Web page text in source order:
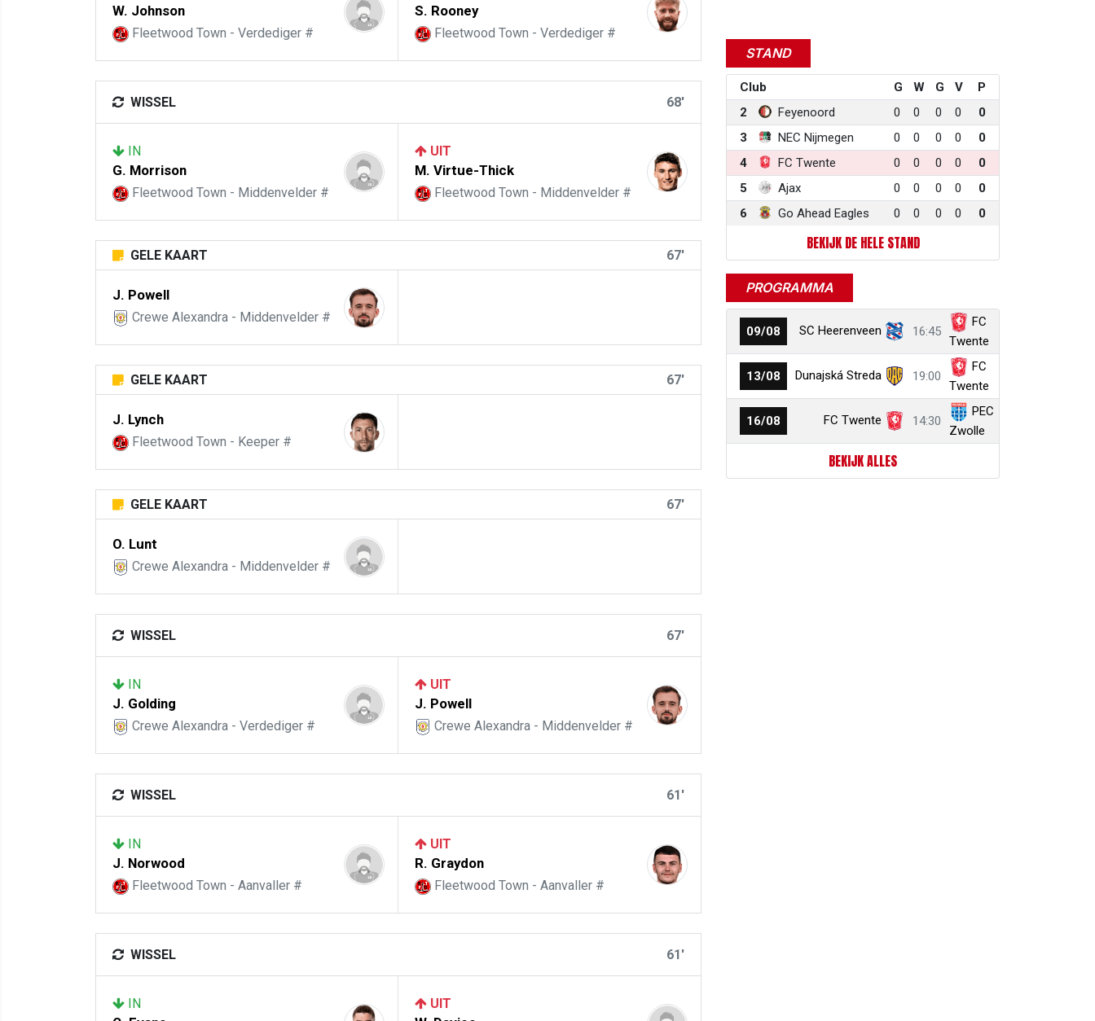
W. Johnson
Fleetwood Town - Verdediger #
S. Rooney
Fleetwood Town - Verdediger #
WISSEL 68'
IN
G. Morrison
Fleetwood Town - Middenvelder #
UIT
M. Virtue-Thick
Fleetwood Town - Middenvelder #
GELE KAART 67'
J. Powell
Crewe Alexandra - Middenvelder #
GELE KAART 67'
J. Lynch
Fleetwood Town - Keeper #
GELE KAART 67'
O. Lunt
Crewe Alexandra - Middenvelder #
WISSEL 67'
IN
J. Golding
Crewe Alexandra - Verdediger #
UIT
J. Powell
Crewe Alexandra - Middenvelder #
WISSEL 61'
IN
J. Norwood
Fleetwood Town - Aanvaller #
UIT
R. Graydon
Fleetwood Town - Aanvaller #
WISSEL 61'
IN UIT
STAND
Club G W G V
P
2
Feyenoord 0 0 0 0
0
3
NEC Nijmegen 0 0 0 0
0
4
FC Twente 0 0 0 0
0
5
Ajax 0 0 0 0
0
6
Go Ahead Eagles 0 0 0 0 0
BEKIJK DE HELE STAND
PROGRAMMA
09/08 SC Heerenveen 16:45
FC
Twente
13/08 Dunajská Streda 19:00
FC
Twente
16/08 FC Twente 14:30
PEC
Zwolle
BEKIJK ALLES